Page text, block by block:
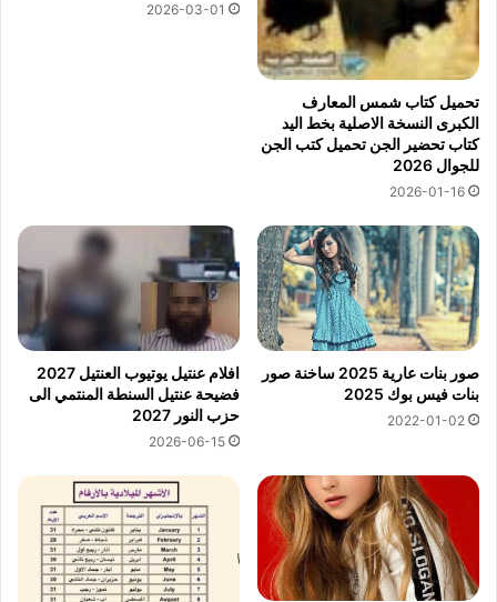
تحميل كتاب شمس المعارف
الكبرى النسخة الاصلية بخط اليد
كتاب تحضير الجن تحميل كتب الجن
للجوال 2026
2026-01-16
2026-03-01
صور بنات عارية 2025 ساخنة صور
بنات فيس بوك 2025
2022-01-02
افلام عنتيل يوتيوب العنتيل 2027
فضيحة عنتيل السنطة المنتمي الى
حزب النور 2027
2026-06-15